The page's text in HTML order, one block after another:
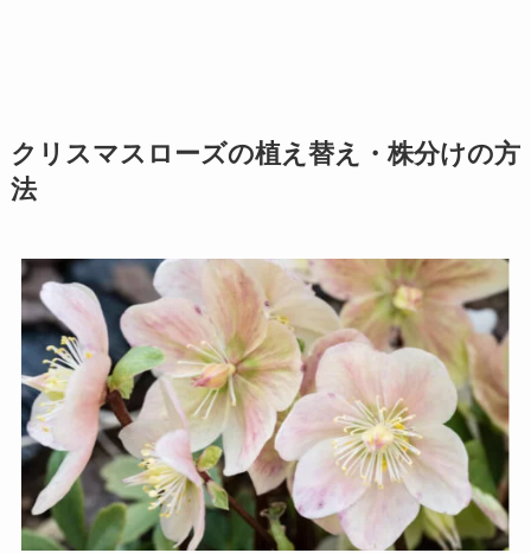
クリスマスローズの植え替え・株分けの方
法